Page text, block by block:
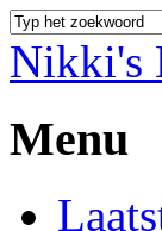
Nikki's
Menu